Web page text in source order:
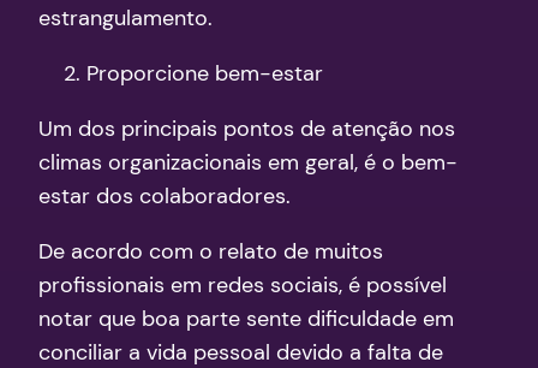
estrangulamento.
Proporcione bem-estar
Um dos principais pontos de atenção nos
climas organizacionais em geral, é o bem-
estar dos colaboradores.
De acordo com o relato de muitos
profissionais em redes sociais, é possível
notar que boa parte sente dificuldade em
conciliar a vida pessoal devido a falta de